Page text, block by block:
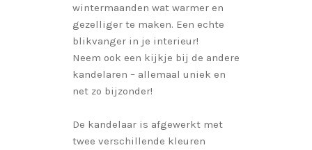
wintermaanden wat warmer en
gezelliger te maken. Een echte
blikvanger in je interieur!
Neem ook een kijkje bij de andere
kandelaren – allemaal uniek en
net zo bijzonder!
De kandelaar is afgewerkt met
twee verschillende kleuren